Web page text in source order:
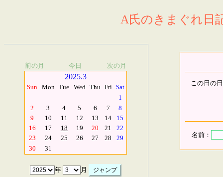
A氏のきまぐれ日
前の月 今日 次の月
2025.3
Sun Mon Tue Wed Thu Fri Sat
1
2
3 4 5 6 7
8
9
10 11 12 13 14
15
16
17 18 19 20 21
22
23
24 25 26 27 28
29
30
31
年 月
この日の
名前：